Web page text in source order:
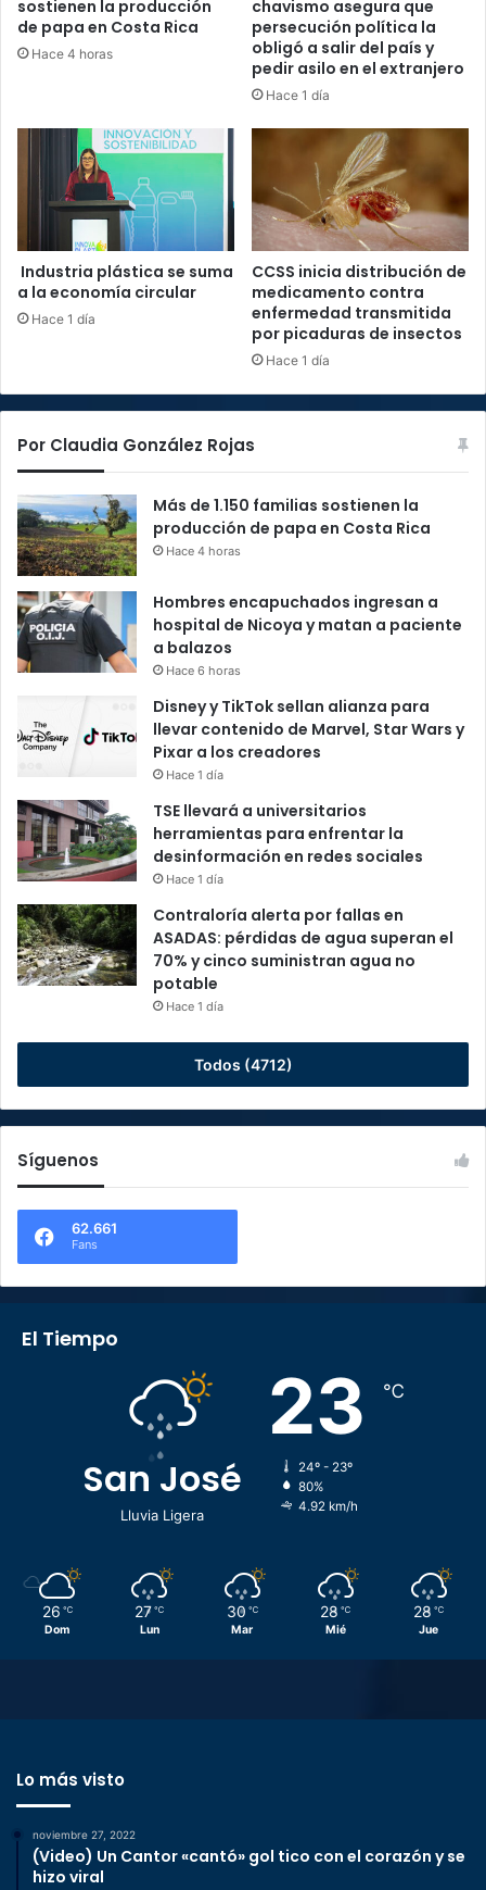
sostienen la producción
de papa en Costa Rica
Hace 4 horas
chavismo asegura que
persecución política la
obligó a salir del país y
pedir asilo en el extranjero
Hace 1 día
Industria plástica se suma
a la economía circular
Hace 1 día
CCSS inicia distribución de
medicamento contra
enfermedad transmitida
por picaduras de insectos
Hace 1 día
Por Claudia González Rojas
Más de 1.150 familias sostienen la
producción de papa en Costa Rica
Hace 4 horas
Hombres encapuchados ingresan a
hospital de Nicoya y matan a paciente
a balazos
Hace 6 horas
Disney y TikTok sellan alianza para
llevar contenido de Marvel, Star Wars y
Pixar a los creadores
Hace 1 día
TSE llevará a universitarios
herramientas para enfrentar la
desinformación en redes sociales
Hace 1 día
Contraloría alerta por fallas en
ASADAS: pérdidas de agua superan el
70% y cinco suministran agua no
potable
Hace 1 día
Todos (4712)
Síguenos
62.661
Fans
El Tiempo
San José
Lluvia Ligera
23 ℃
24º - 23º
80%
4.92 km/h
26 ℃
Dom
27 ℃
Lun
30 ℃
Mar
28 ℃
Mié
28 ℃
Jue
Lo más visto
noviembre 27, 2022
(Video) Un Cantor «cantó» gol tico con el corazón y se
hizo viral